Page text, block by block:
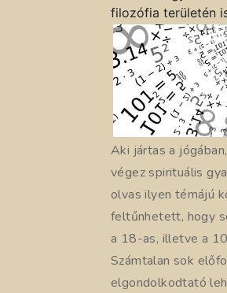
filozófia területén
Aki jártas a
végez spirituális
olvas ilyen témájú
feltűnhetett, hogy
a 18-as, illetve a
Számtalan sok
elgondolkodtató